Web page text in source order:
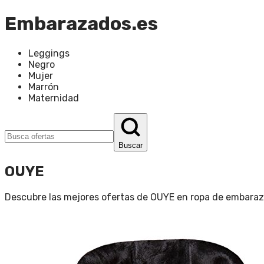
Embarazados.es
Leggings
Negro
Mujer
Marrón
Maternidad
Buscar
OUYE
Descubre las mejores ofertas de OUYE en ropa de